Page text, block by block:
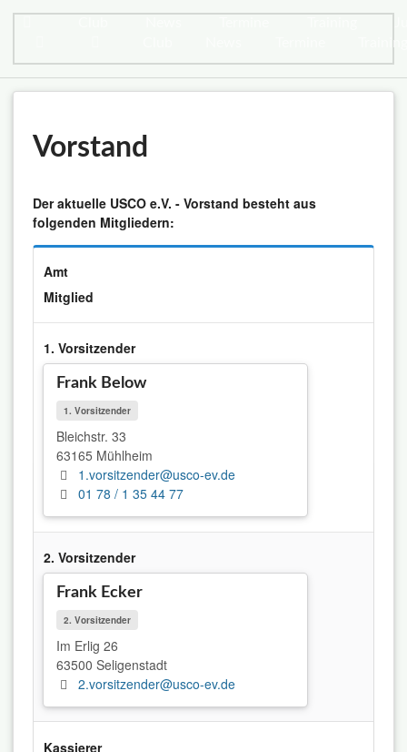
Vorstand
Der aktuelle USCO e.V. - Vorstand besteht aus
folgenden Mitgliedern:
Amt
Mitglied
1. Vorsitzender
Frank Below
1. Vorsitzender
Bleichstr. 33
63165 Mühlheim
1.vorsitzender@usco-ev.de
01 78 / 1 35 44 77
2. Vorsitzender
Frank Ecker
2. Vorsitzender
Im Erlig 26
63500 Seligenstadt
2.vorsitzender@usco-ev.de
Kassierer